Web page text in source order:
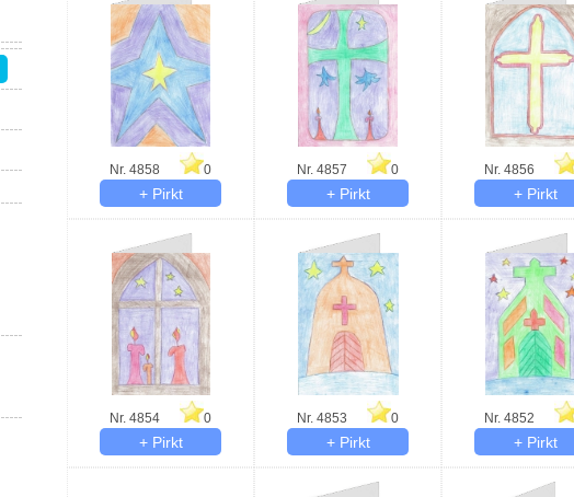
Nr. 4858 0 Nr. 4857 0 Nr. 4856
Nr. 4854 0 Nr. 4853 0 Nr. 4852